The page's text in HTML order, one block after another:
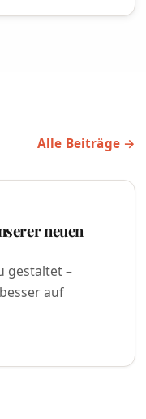
Alle Beiträge →
neuen
gestaltet –
auf